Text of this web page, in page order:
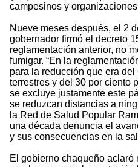
campesinos y
Nueve meses después, el 2
gobernador firmó el decreto
reglamentación anterior, no
fumigar. “En la
para la reducción que era
terrestres y del 30 por ciento
se excluye justamente este
se reduzcan distancias a
la Red de Salud Popular
una década denuncia el
y sus consecuencias en la
El gobierno chaqueño